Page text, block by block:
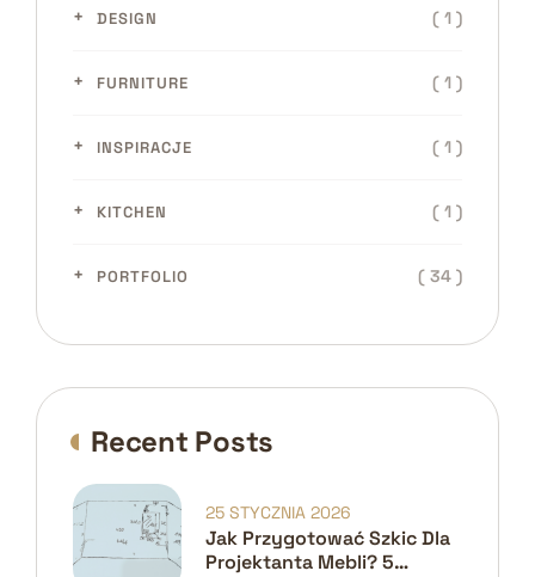
DESIGN ( 1 )
FURNITURE ( 1 )
INSPIRACJE ( 1 )
KITCHEN ( 1 )
PORTFOLIO ( 34 )
Recent Posts
Jak Przygotować Szkic Dla
Projektanta Mebli? 5
25 STYCZNIA 2026